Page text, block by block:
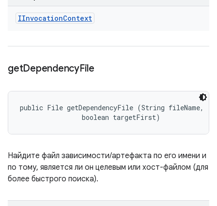
IInvocationContext
getDependencyFile
public File getDependencyFile (String fileName,
                boolean targetFirst)
Найдите файл зависимости/артефакта по его имени и
по тому, является ли он целевым или хост-файлом (для
более быстрого поиска).